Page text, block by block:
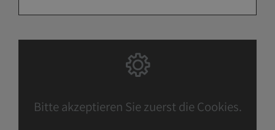
Bitte akzeptieren Sie zuerst die Cookies.